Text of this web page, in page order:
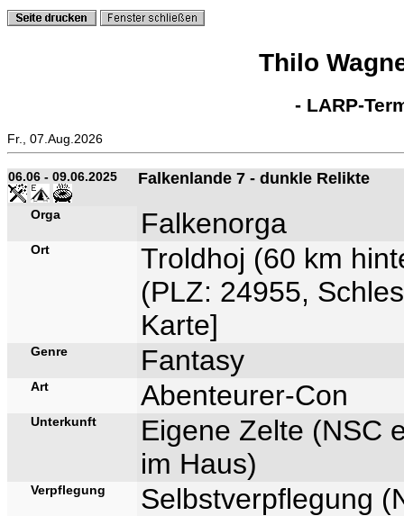
Thilo
- LARP-
Fr., 07.Aug.2026
06.06 - 09.06.2025 Falkenlande 7 - dunkle Relikte
Orga Falkenorga
Ort
Troldhoj (60 km
(PLZ: 24955,
Karte]
Genre Fantasy
Art Abenteurer-Con
Unterkunft
Eigene Zelte (NSC
im Haus)
Verpflegung Selbstverpflegung